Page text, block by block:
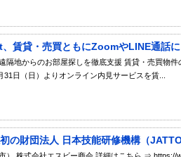
賃貸・売買ともにZoomやLINE通話
隔地からのお部屋探しを徹底支援 賃貸・売買物
日（日）よりオンライン内見サービスを賃...
初の財団法人 日本技能研修機構（